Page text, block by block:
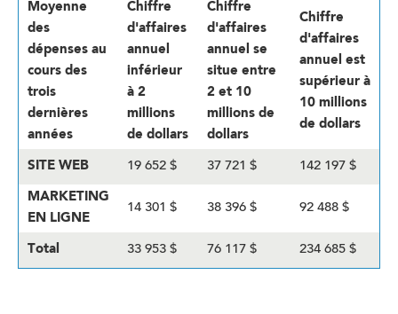
Moyenne
des
dépenses au
cours des
trois
dernières
années
Chiffre
d'affaires
annuel
inférieur
à 2
millions
de dollars
Chiffre
d'affaires
annuel se
situe entre
2 et 10
millions de
dollars
Chiffre
d'affaires
annuel est
supérieur à
10 millions
de dollars
SITE WEB 19 652 $ 37 721 $ 142 197 $
MARKETING
EN LIGNE
14 301 $ 38 396 $ 92 488 $
Total 33 953 $ 76 117 $ 234 685 $